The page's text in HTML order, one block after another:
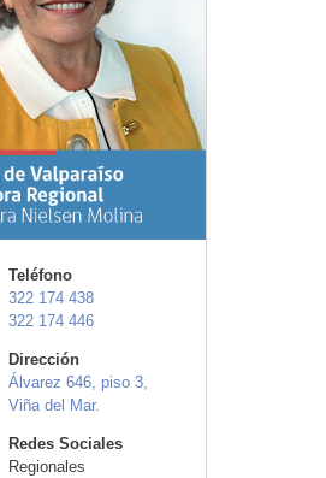
Teléfono
322 174 438
322 174 446
Dirección
Álvarez 646, piso 3,
Viña del Mar.
Redes Sociales
Regionales